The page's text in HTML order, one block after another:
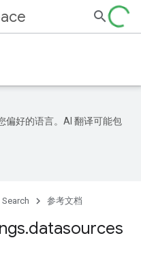
偏好的语言。AI 翻译可能包
参考文档
.datasources